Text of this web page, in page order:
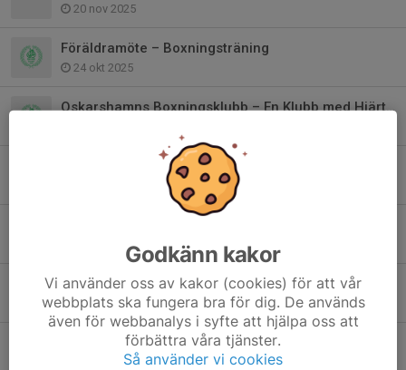
20 nov 2025
Föräldramöte – Boxningsträning
24 okt 2025
Oskarshamns Boxningsklubb – En Klubb med Hjärta och Kämparanda
Terminstart 2025
30 sep 2024
Schema för terminen
15 sep 2024
Årsmöte 24/3 kl 14.00
14 mar 2024
Godkänn kakor
Vi använder oss av kakor (cookies) för att vår
webbplats ska fungera bra för dig. De används
även för webbanalys i syfte att hjälpa oss att
förbättra våra tjänster.
Så använder vi cookies